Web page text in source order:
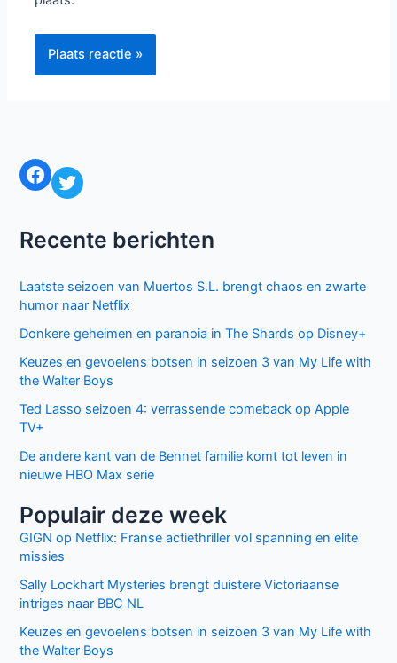
Facebook Twitter
Recente berichten
Laatste seizoen van Muertos S.L. brengt chaos en zwarte
humor naar Netflix
Donkere geheimen en paranoia in The Shards op Disney+
Keuzes en gevoelens botsen in seizoen 3 van My Life with
the Walter Boys
Ted Lasso seizoen 4: verrassende comeback op Apple
TV+
De andere kant van de Bennet familie komt tot leven in
nieuwe HBO Max serie
Populair deze week
GIGN op Netflix: Franse actiethriller vol spanning en elite
missies
Sally Lockhart Mysteries brengt duistere Victoriaanse
intriges naar BBC NL
Keuzes en gevoelens botsen in seizoen 3 van My Life with
the Walter Boys